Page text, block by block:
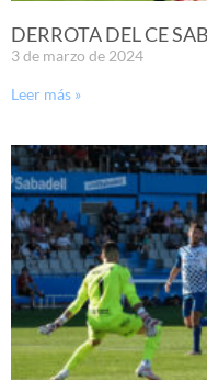
DERROTA DEL CE
3 de marzo de 2024
Leer más »